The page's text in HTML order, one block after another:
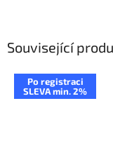
Související
Po registraci
SLEVA min. 2%